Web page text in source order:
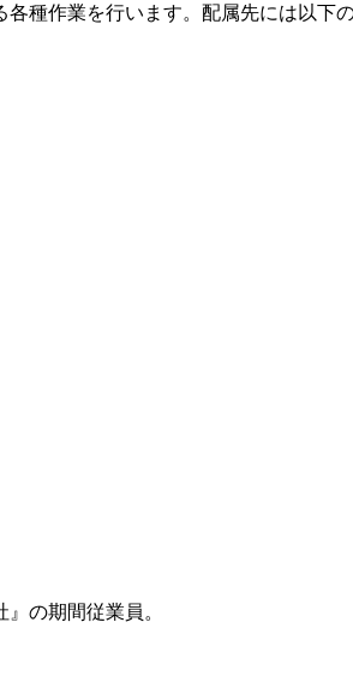
種作業を行います。配属先には以下
の期間従業員。